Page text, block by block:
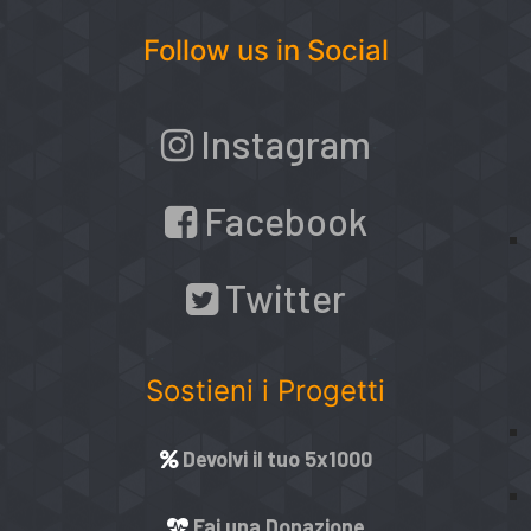
Follow us in Social
Instagram
Facebook
Twitter
Sostieni i Progetti
Devolvi il tuo 5x1000